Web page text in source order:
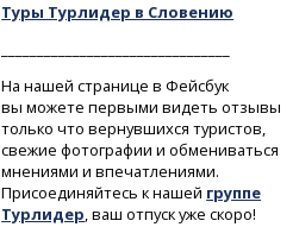
Туры Турлидер в Словению
На нашей странице в Фейсбук
вы можете первыми видеть отзывы
только что вернувшихся туристов,
свежие фотографии и обмениваться
мнениями и впечатлениями.
Присоединяйтесь к нашей группе
Турлидер, ваш отпуск уже скоро!